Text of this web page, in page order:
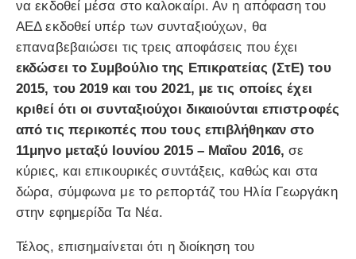
να εκδοθεί μέσα στο καλοκαίρι. Αν η απόφαση του
ΑΕΔ εκδοθεί υπέρ των συνταξιούχων, θα
επαναβεβαιώσει τις τρεις αποφάσεις που έχει
εκδώσει το Συμβούλιο της Επικρατείας (ΣτΕ) του
2015, του 2019 και του 2021, με τις οποίες έχει
κριθεί ότι οι συνταξιούχοι δικαιούνται επιστροφές
από τις περικοπές που τους επιβλήθηκαν στο
11μηνο μεταξύ Ιουνίου 2015 – Μαΐου 2016, σε
κύριες, και επικουρικές συντάξεις, καθώς και στα
δώρα, σύμφωνα με το ρεπορτάζ του Ηλία Γεωργάκη
στην εφημερίδα Τα Νέα.
Τέλος, επισημαίνεται ότι η διοίκηση του